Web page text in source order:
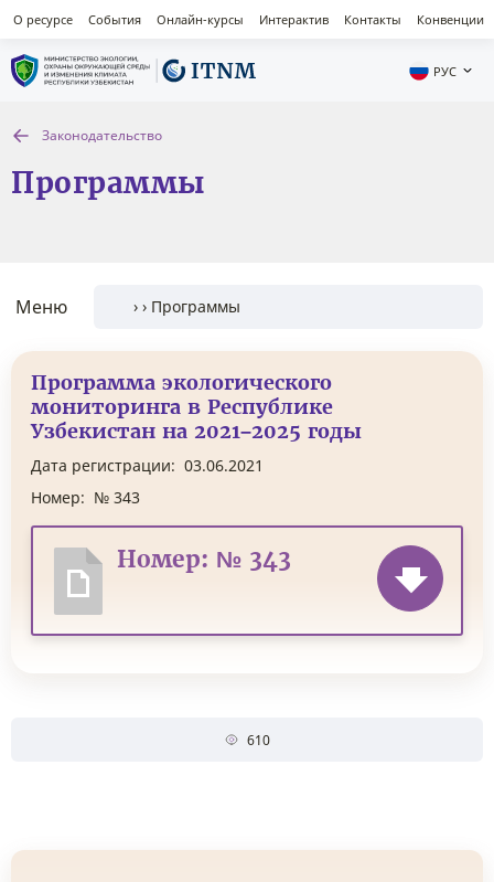
О ресурсе События Онлайн-курсы Интерактив Контакты Конвенции
РУС
Законодательство
Программы
Меню
Программа экологического
мониторинга в Республике
Узбекистан на 2021–2025 годы
Дата регистрации: 03.06.2021
Номер: № 343
Номер: № 343
610